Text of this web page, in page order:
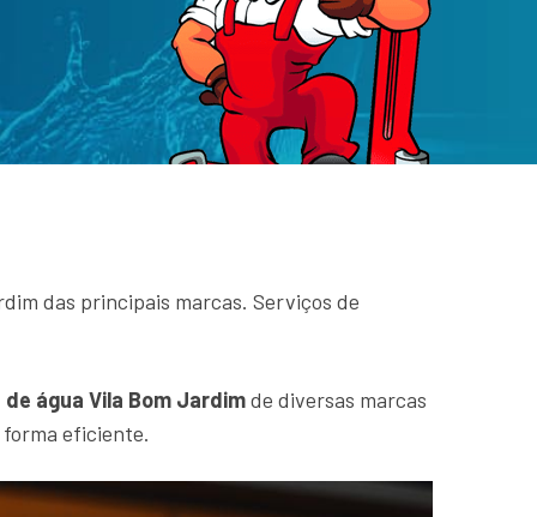
das principais marcas. Serviços de
água Vila Bom Jardimde diversas marcas
eficiente.